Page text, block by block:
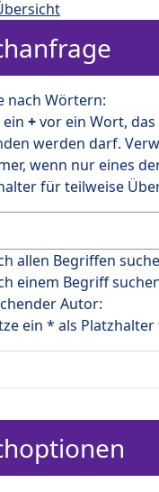
nach Wörtern:
ein +vor ein Wort,
werden darf.
wenn nur eines
für teilweise
allen Begriffen
einem Begriff
Autor:
ein * als